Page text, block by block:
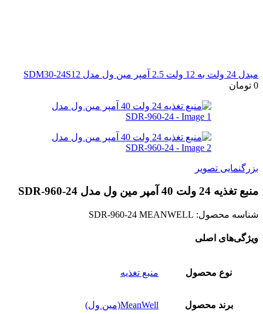
مبدل 24 ولت به 12 ولت 2.5 آمپر مین ول مدل SDM30-24S12
0 تومان
بزرگنمایی تصویر
منبع تغذیه 24 ولت 40 آمپر مین ول مدل SDR-960-24
شناسه محصول: SDR-960-24 MEANWELL
ویژگی‌های اصلی
نوع محصول منبع تغذیه
برند محصول MeanWell(مین ول)